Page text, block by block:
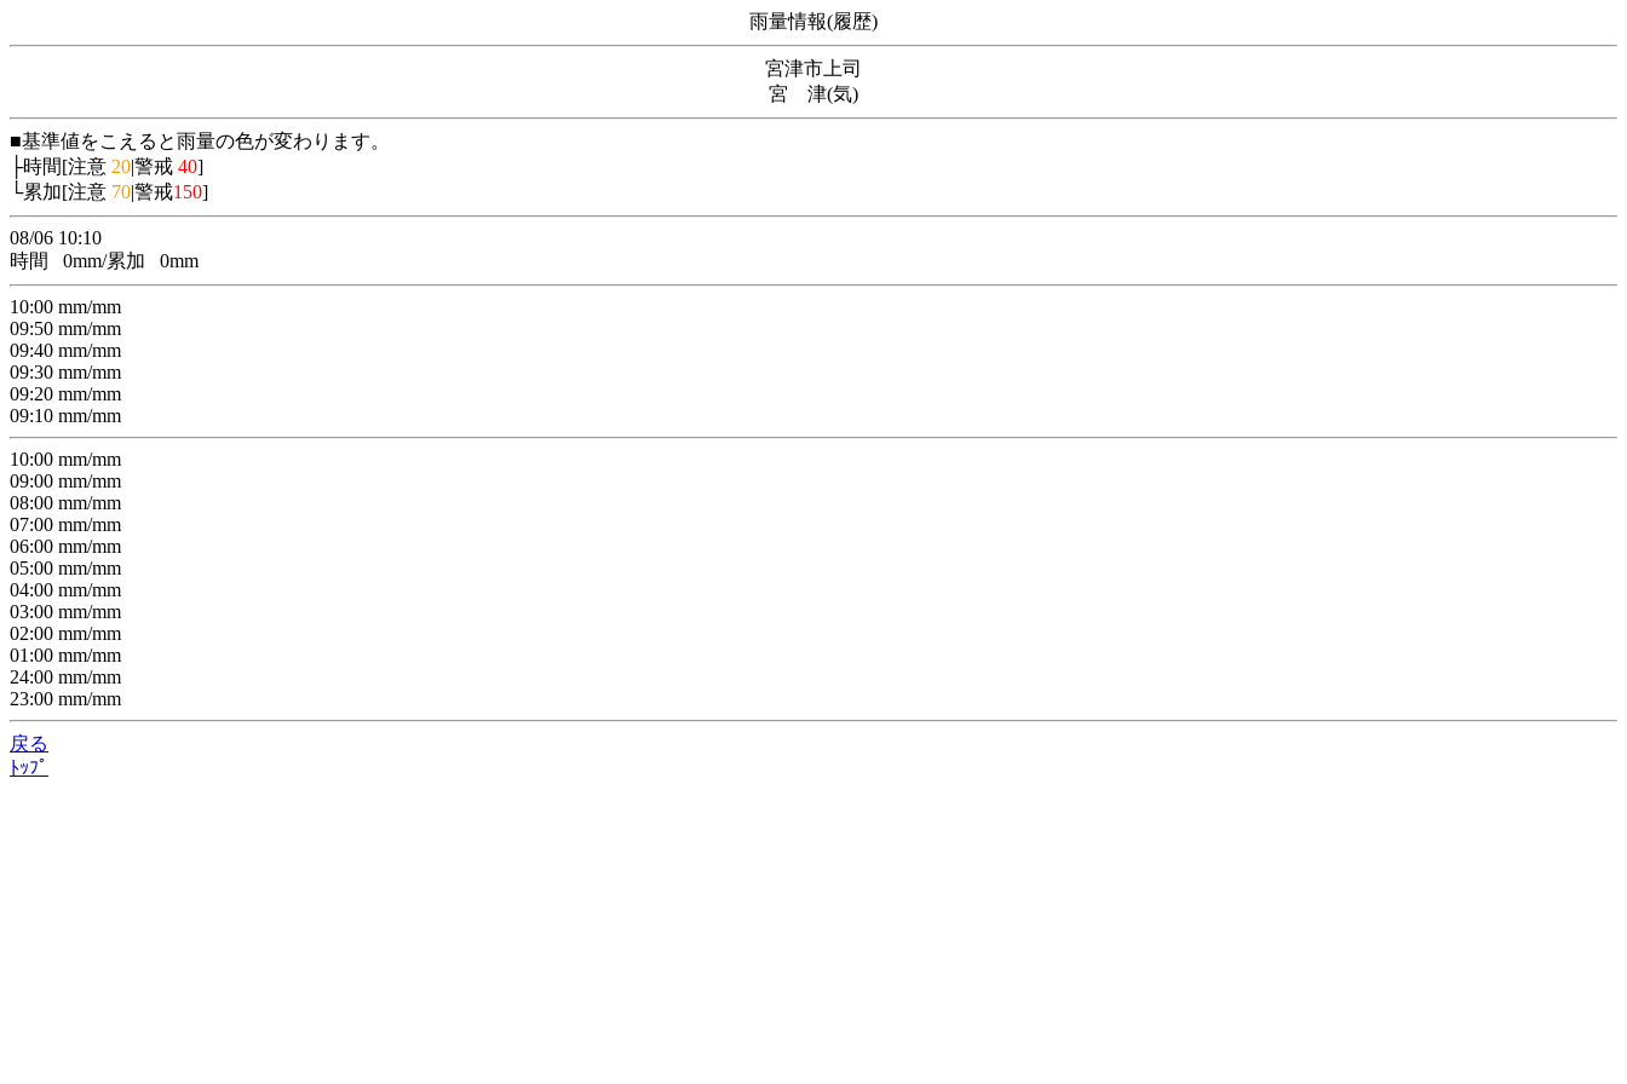
雨量情報(履歴)
宮津市上司
宮 津(気)
■基準値をこえると雨量の色が変わります。
├時間[注意 20|警戒 40]
└累加[注意 70|警戒150]
08/06 10:10
時間
0mm/累加 0mm
10:00 mm/mm
09:50 mm/mm
09:40 mm/mm
09:30 mm/mm
09:20 mm/mm
09:10 mm/mm
10:00 mm/mm
09:00 mm/mm
08:00 mm/mm
07:00 mm/mm
06:00 mm/mm
05:00 mm/mm
04:00 mm/mm
03:00 mm/mm
02:00 mm/mm
01:00 mm/mm
24:00 mm/mm
23:00 mm/mm
戻る
ﾄｯﾌﾟ